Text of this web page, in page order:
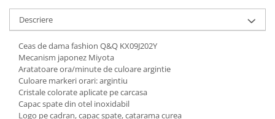
Curele textile
Handmade / Bijutieri
Abrazive
Ciocane Miniatura
Clesti Miniatura
Curatare Bijuterii
Descriere
Ceas de dama fashion Q&Q KX09J202Y
Mecanism japonez Miyota
Aratatoare ora/minute de culoare argintie
Culoare markeri orari: argintiu
Cristale colorate aplicate pe carcasa
Capac spate din otel inoxidabil
Logo pe cadran, capac spate, catarama curea